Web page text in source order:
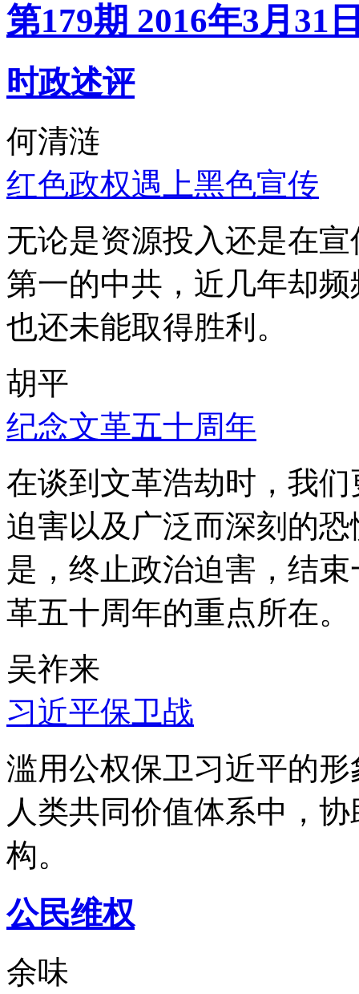
第179期 2016年3月31
时政述评
何清涟
红色政权遇上黑色宣传
无论是资源投入还是在
第一的中共，近几年却
也还未能取得胜利。
胡平
纪念文革五十周年
在谈到文革浩劫时，我
迫害以及广泛而深刻的
是，终止政治迫害，结
革五十周年的重点所在。
吴祚来
习近平保卫战
滥用公权保卫习近平的
人类共同价值体系中，
构。
公民维权
余味